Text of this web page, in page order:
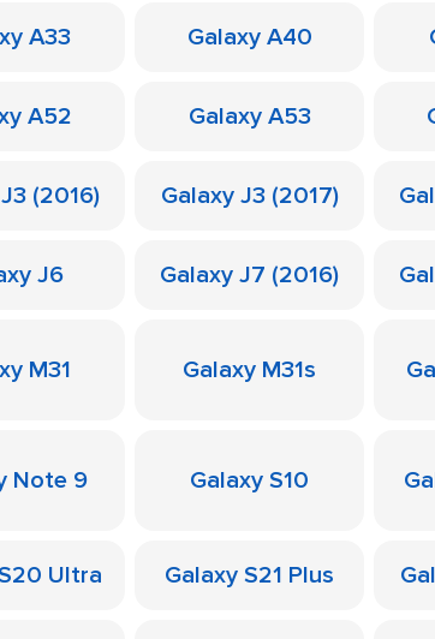
A33 Galaxy A40
A52 Galaxy A53
(2016) Galaxy J3 (2017)
J6 Galaxy J7 (2016)
M31 Galaxy M31s
Note 9 Galaxy S10
Ultra Galaxy S21 Plus